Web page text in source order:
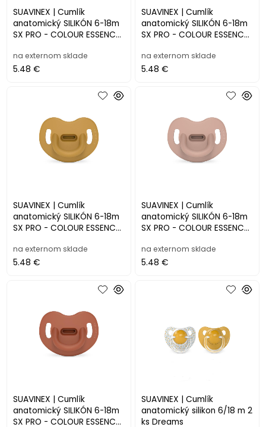
SUAVINEX | Cumlík
anatomický SILIKÓN 6-18m
SX PRO - COLOUR ESSENCE,
na externom sklade
5.48 €
SUAVINEX | Cumlík
anatomický SILIKÓN 6-18m
SX PRO - COLOUR ESSENCE,
na externom sklade
5.48 €
SUAVINEX | Cumlík
anatomický SILIKÓN 6-18m
SX PRO - COLOUR ESSENCE,
na externom sklade
5.48 €
SUAVINEX | Cumlík
anatomický SILIKÓN 6-18m
SX PRO - COLOUR ESSENCE,
na externom sklade
5.48 €
SUAVINEX | Cumlík
anatomický SILIKÓN 6-18m
SX PRO - COLOUR ESSENCE,
SUAVINEX | Cumlík
anatomický silikon 6/18 m 2
ks Dreams